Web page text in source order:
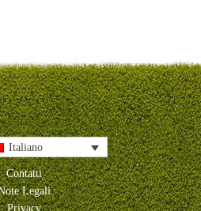
Italiano
Contatti
Legali
Privacy